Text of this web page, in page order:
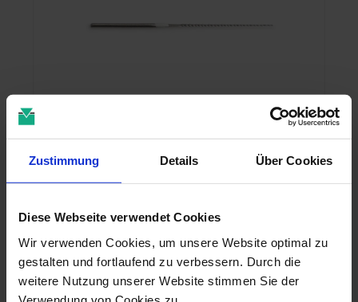
Zustimmung Details Über Cookies
Diese Webseite verwendet Cookies
Wir verwenden Cookies, um unsere Website optimal zu
gestalten und fortlaufend zu verbessern. Durch die
weitere Nutzung unserer Website stimmen Sie der
MyTip U-Files ISO 15 - 32 mm (10)
33,15 €